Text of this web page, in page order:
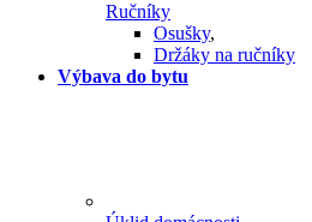
Ručníky
Osušky,
Držáky na ručníky
Výbava do bytu